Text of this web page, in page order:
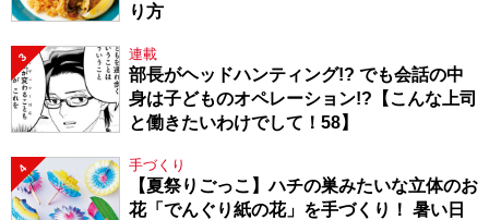
り方
3 連載
部長がヘッドハンティング!? でも会話の中
身は子どものオペレーション!?【こんな上司
と働きたいわけでして！58】
4 手づくり
【夏祭りごっこ】ハチの巣みたいな立体のお
花「でんぐり紙の花」を手づくり！ 暑い日